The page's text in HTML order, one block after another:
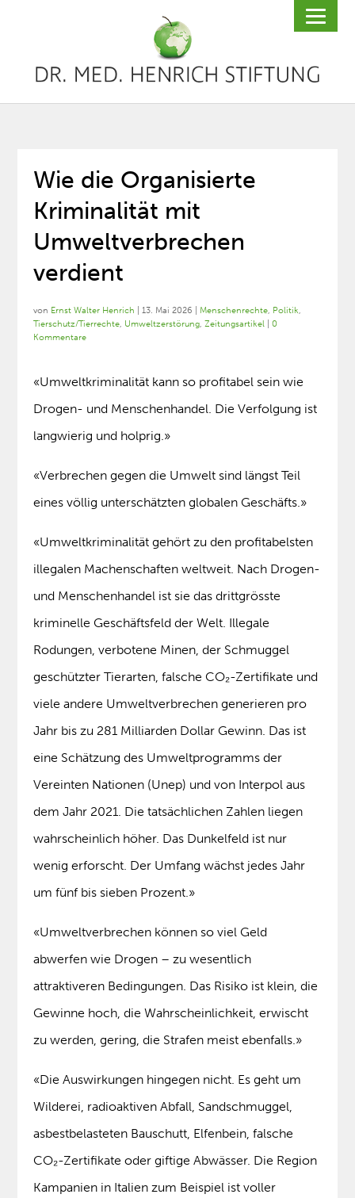
Wie die Organisierte
Kriminalität mit
Umweltverbrechen
verdient
von Ernst Walter Henrich |13. Mai 2026 Menschenrechte, Politik,
Tierschutz/Tierrechte, Umweltzerstörung,Zeitungsartikel |0
Kommentare
«Umweltkriminalität kann so profitabel sein wie
Drogen- und Menschenhandel. Die Verfolgung ist
langwierig und holprig.»
«Verbrechen gegen die Umwelt sind längst Teil
eines völlig unterschätzten globalen Geschäfts.»
«Umweltkriminalität gehört zu den profitabelsten
illegalen Machenschaften weltweit. Nach Drogen-
und Menschenhandel ist sie das drittgrösste
kriminelle Geschäftsfeld der Welt. Illegale
Rodungen, verbotene Minen, der Schmuggel
geschützter Tierarten, falsche CO₂-Zertifikate und
viele andere Umweltverbrechen generieren pro
Jahr bis zu 281 Milliarden Dollar Gewinn. Das ist
eine Schätzung des Umweltprogramms der
Vereinten Nationen (Unep) und von Interpol aus
dem Jahr 2021. Die tatsächlichen Zahlen liegen
wahrscheinlich höher. Das Dunkelfeld ist nur
wenig erforscht. Der Umfang wächst jedes Jahr
um fünf bis sieben Prozent.»
«Umweltverbrechen können so viel Geld
abwerfen wie Drogen – zu wesentlich
attraktiveren Bedingungen. Das Risiko ist klein, die
Gewinne hoch, die Wahrscheinlichkeit, erwischt
zu werden, gering, die Strafen meist ebenfalls.»
«Die Auswirkungen hingegen nicht. Es geht um
Wilderei, radioaktiven Abfall, Sandschmuggel,
asbestbelasteten Bauschutt, Elfenbein, falsche
CO₂-Zertifikate oder giftige Abwässer. Die Region
Kampanien in Italien zum Beispiel ist voller